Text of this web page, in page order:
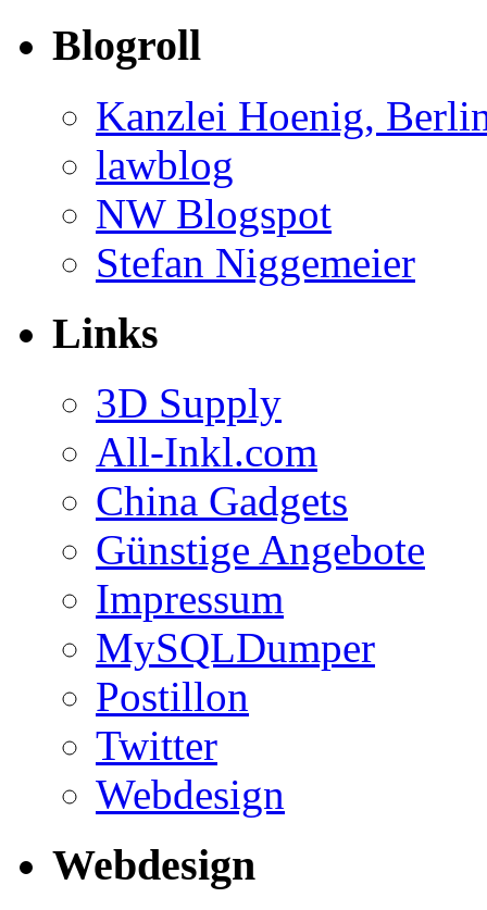
Blogroll
Kanzlei Hoenig,
lawblog
NW Blogspot
Stefan Niggemeier
Links
3D Supply
All-Inkl.com
China Gadgets
Günstige Angebote
Impressum
MySQLDumper
Postillon
Twitter
Webdesign
Webdesign